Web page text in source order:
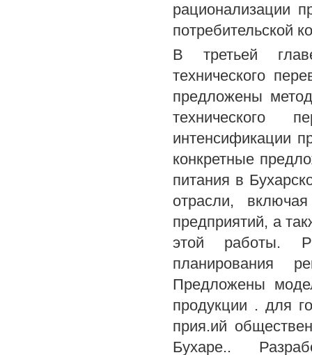
рационализации
потребительской
В третьей
технического
предложены
технического
интенсификации
конкретные
питания в
отрасли,
предприятий, а
этой работы.
планирования
Предложены
продукции . для
прия.ий
Бухаре..